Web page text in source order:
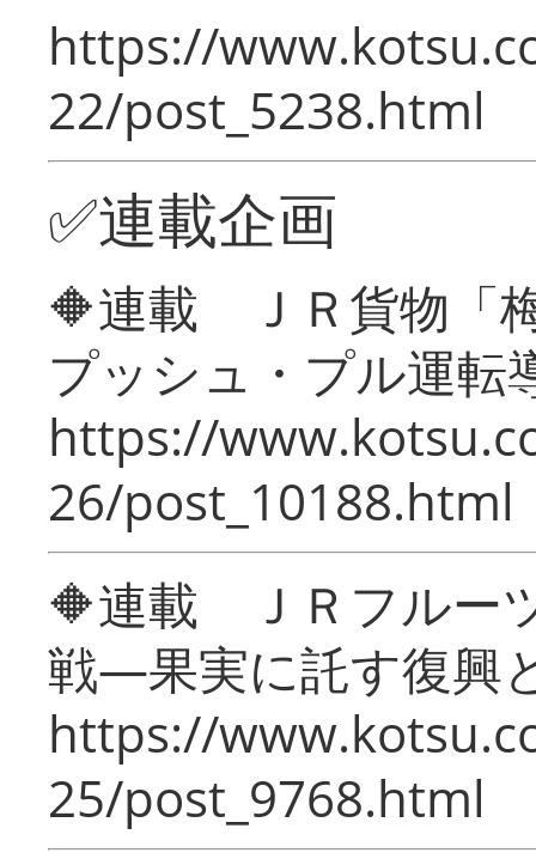
https://
22/post_5238.html
✅連載企画
🔶連載 ＪＲ貨物「
プッシュ・プル運転
https://
26/post_10188.html
🔶連載 ＪＲフルー
戦―果実に託す復興
https://
25/post_9768.html